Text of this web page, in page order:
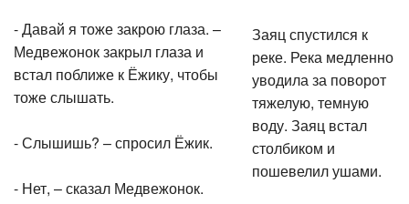
- Давай я тоже закрою глаза. –
Медвежонок закрыл глаза и
встал поближе к Ёжику, чтобы
тоже слышать.
- Слышишь? – спросил Ёжик.
- Нет, – сказал Медвежонок.
Заяц спустился к
реке. Река медленно
уводила за поворот
тяжелую, темную
воду. Заяц встал
столбиком и
пошевелил ушами.